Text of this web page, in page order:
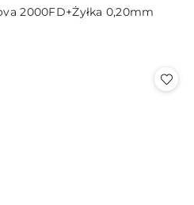
2000FD+Żyłka 0,20mm